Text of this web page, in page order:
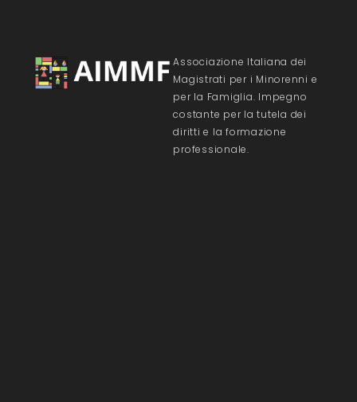
Associazione Italiana dei
Magistrati per i Minorenni e
per la Famiglia. Impegno
costante per la tutela dei
diritti e la formazione
professionale.